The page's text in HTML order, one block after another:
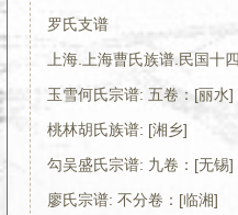
罗氏支谱
玉雪何氏宗谱: 五卷：[丽水]
桃林胡氏族谱: [湘乡]
勾吴盛氏宗谱: 九卷：[无锡
廖氏宗谱: 不分卷：[临湘]